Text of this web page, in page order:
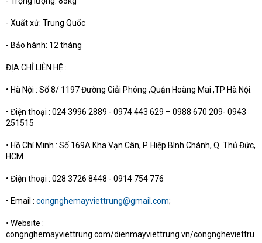
- Xuất xứ: Trung Quốc
- Bảo hành: 12 tháng
ĐỊA CHỈ LIÊN HỆ :
• Hà Nội : Số 8/ 1197 Đường Giải Phóng ,Quận Hoàng Mai ,TP Hà Nội.
• Điện thoại : 024 3996 2889 - 0974 443 629 – 0988 670 209- 0943
251515
• Hồ Chí Minh : Số 169A Kha Vạn Cân, P. Hiệp Bình Chánh, Q. Thủ Đức,
HCM
• Điện thoại : 028 3726 8448 - 0914 754 776
• Email : congnghemayviettrung@gmail.com;
• Website :
congnghemayviettrung.com/dienmayviettrung.vn/congngheviettru